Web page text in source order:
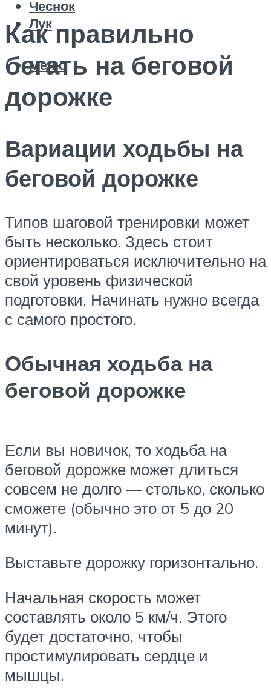
Чеснок
Лук
Меню
Как правильно
бегать на беговой
дорожке
Вариации ходьбы на
беговой дорожке
Типов шаговой тренировки может
быть несколько. Здесь стоит
ориентироваться исключительно на
свой уровень физической
подготовки. Начинать нужно всегда
с самого простого.
Обычная ходьба на
беговой дорожке
Если вы новичок, то ходьба на
беговой дорожке может длиться
совсем не долго — столько, сколько
сможете (обычно это от 5 до 20
минут).
Выставьте дорожку горизонтально.
Начальная скорость может
составлять около 5 км/ч. Этого
будет достаточно, чтобы
простимулировать сердце и
мышцы.